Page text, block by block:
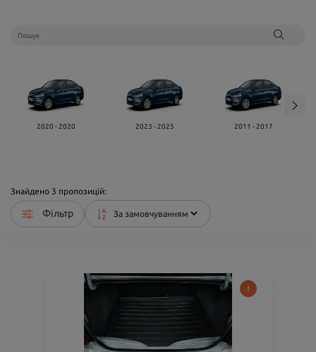
2020 - 2020 2023 - 2025 2011 - 2017
Знайдено 3 пропозицій:
Фільтр